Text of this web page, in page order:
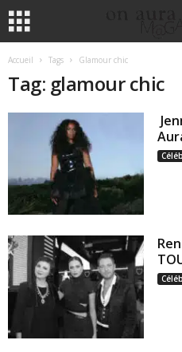
Accueil Tags Glamour chic
Tag: glamour chic